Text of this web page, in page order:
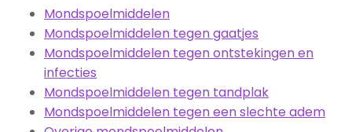
Mondspoelmiddelen
Mondspoelmiddelen tegen gaatjes
Mondspoelmiddelen tegen ontstekingen en
infecties
Mondspoelmiddelen tegen tandplak
Mondspoelmiddelen tegen een slechte adem